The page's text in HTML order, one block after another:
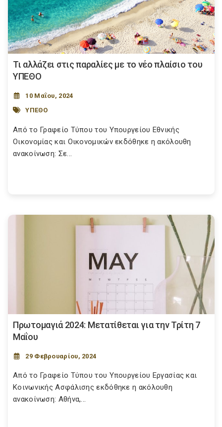
Τι αλλάζει στις παραλίες με το νέο πλαίσιο του
ΥΠΕΘΟ
10 Μαΐου, 2024
ΥΠΕΘΟ
Από το Γραφείο Τύπου του Υπουργείου Εθνικής
Οικονομίας και Οικονομικών εκδόθηκε η ακόλουθη
ανακοίνωση: Σε...
Πρωτομαγιά 2024: Μετατίθεται για την Τρίτη 7
Μαΐου
29 Φεβρουαρίου, 2024
Από το Γραφείο Τύπου του Υπουργείου Εργασίας και
Κοινωνικής Ασφάλισης εκδόθηκε η ακόλουθη
ανακοίνωση: Αθήνα,...